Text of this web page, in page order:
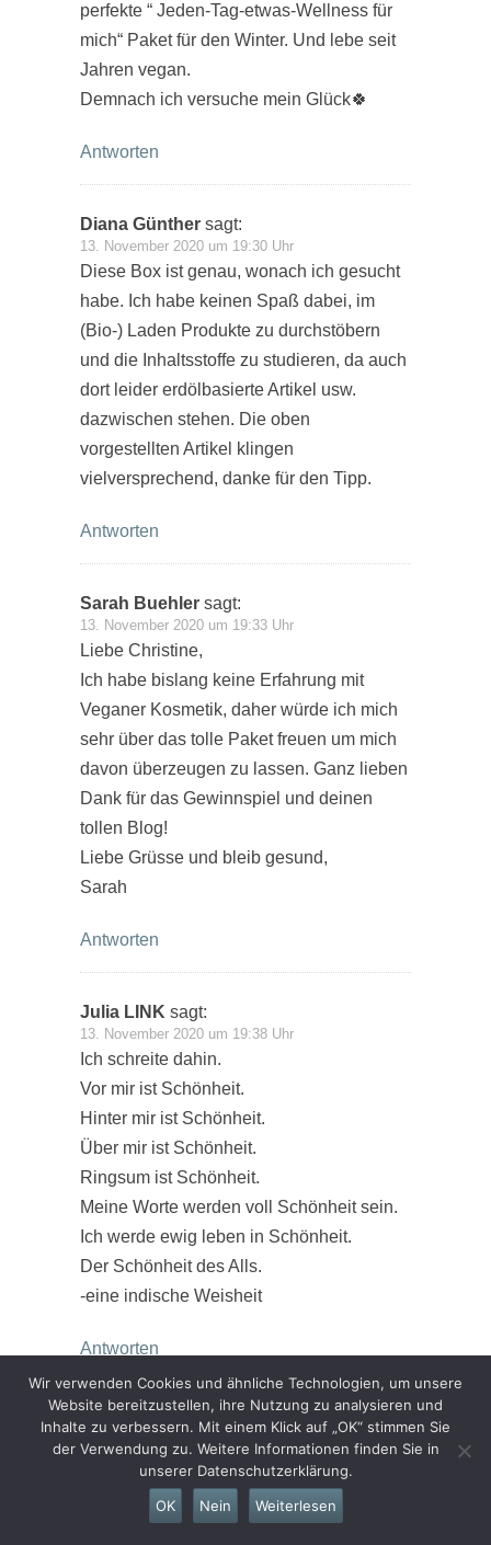
perfekte “ Jeden-Tag-etwas-Wellness für
mich“ Paket für den Winter. Und lebe seit
Jahren vegan.
Demnach ich versuche mein Glück🍀
Antworten
Diana Günther sagt:
13. November 2020 um 19:30 Uhr
Diese Box ist genau, wonach ich gesucht
habe. Ich habe keinen Spaß dabei, im
(Bio-) Laden Produkte zu durchstöbern
und die Inhaltsstoffe zu studieren, da auch
dort leider erdölbasierte Artikel usw.
dazwischen stehen. Die oben
vorgestellten Artikel klingen
vielversprechend, danke für den Tipp.
Antworten
Sarah Buehler sagt:
13. November 2020 um 19:33 Uhr
Liebe Christine,
Ich habe bislang keine Erfahrung mit
Veganer Kosmetik, daher würde ich mich
sehr über das tolle Paket freuen um mich
davon überzeugen zu lassen. Ganz lieben
Dank für das Gewinnspiel und deinen
tollen Blog!
Liebe Grüsse und bleib gesund,
Sarah
Antworten
Julia LINK sagt:
13. November 2020 um 19:38 Uhr
Ich schreite dahin.
Vor mir ist Schönheit.
Hinter mir ist Schönheit.
Über mir ist Schönheit.
Ringsum ist Schönheit.
Meine Worte werden voll Schönheit sein.
Ich werde ewig leben in Schönheit.
Der Schönheit des Alls.
-eine indische Weisheit
Antworten
Susi Wißotzki sagt:
13. November 2020 um 20:04 Uhr
Tolle Ideen und Hinweise
Würde mich darüber freuen
Wir verwenden Cookies und ähnliche Technologien, um unsere
Website bereitzustellen, ihre Nutzung zu analysieren und
Inhalte zu verbessern. Mit einem Klick auf „OK“ stimmen Sie
der Verwendung zu. Weitere Informationen finden Sie in
unserer Datenschutzerklärung.
OK
Nein Weiterlesen